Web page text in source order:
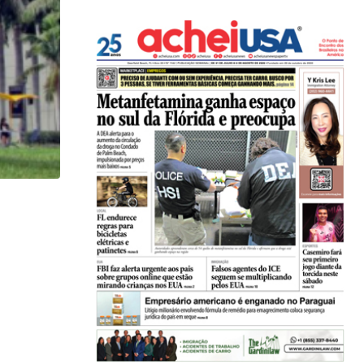
HISTÓRICO
Açaí é reconhecido oficialmente como fruto
21/01/2026